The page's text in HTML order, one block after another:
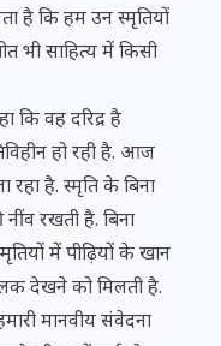
है कि हम उन स्मृतियों
भी साहित्य में किसी
कि वह दरिद्र है
हो रही है. आज
रहा है. स्मृति के बिना
रखती है. बिना
में पीढ़ियों के खान
देखने को मिलती है.
मानवीय संवेदना